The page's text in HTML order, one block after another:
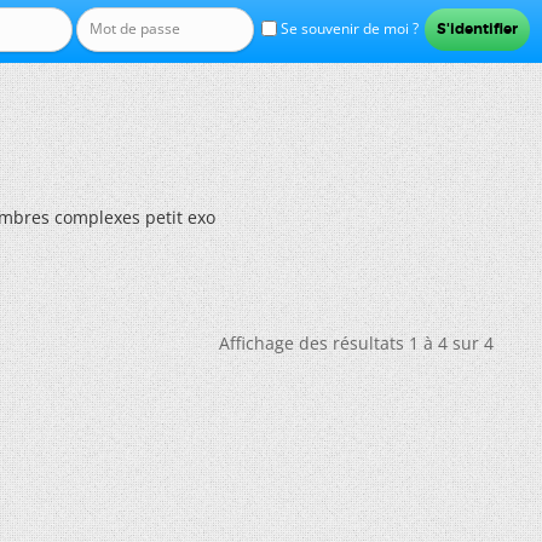
Se souvenir de moi ?
complexes petit exo
Affichage des résultats 1 à 4 sur 4